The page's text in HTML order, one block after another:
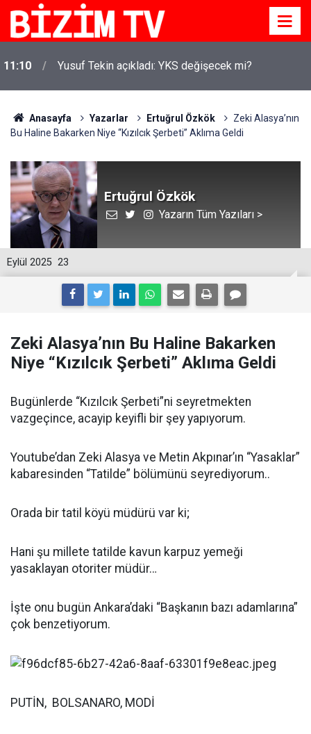
11:10 Yusuf Tekin açıkladı: YKS değişecek mi?
Anasayfa Yazarlar Ertuğrul Özkök
Zeki Alasya’nın
Bu Haline Bakarken Niye “Kızılcık Şerbeti” Aklıma Geldi
Ertuğrul Özkök
Yazarın Tüm Yazıları >
23
Eylül 2025
Zeki Alasya’nın Bu Haline Bakarken
Niye “Kızılcık Şerbeti” Aklıma Geldi
Bugünlerde “Kızılcık Şerbeti”ni seyretmekten
vazgeçince, acayip keyifli bir şey yapıyorum.
Youtube’dan Zeki Alasya ve Metin Akpınar’ın “Yasaklar”
kabaresinden “Tatilde” bölümünü seyrediyorum..
Orada bir tatil köyü müdürü var ki;
Hani şu millete tatilde kavun karpuz yemeği
yasaklayan otoriter müdür…
İşte onu bugün Ankara’daki “Başkanın bazı adamlarına”
çok benzetiyorum.
PUTİN, BOLSANARO, MODİ